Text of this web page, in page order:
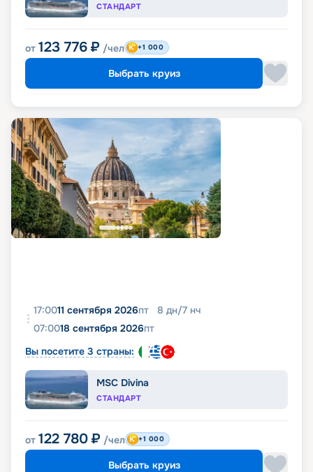
СТАНДАРТ
от 123 776 ₽ /чел +1 000
Выбрать круиз
17:0011 сентября 2026пт 8 дн/7 нч
07:0018 сентября 2026пт
Вы посетите 3 страны:
MSC Divina
СТАНДАРТ
от 122 780 ₽ /чел +1 000
Выбрать круиз